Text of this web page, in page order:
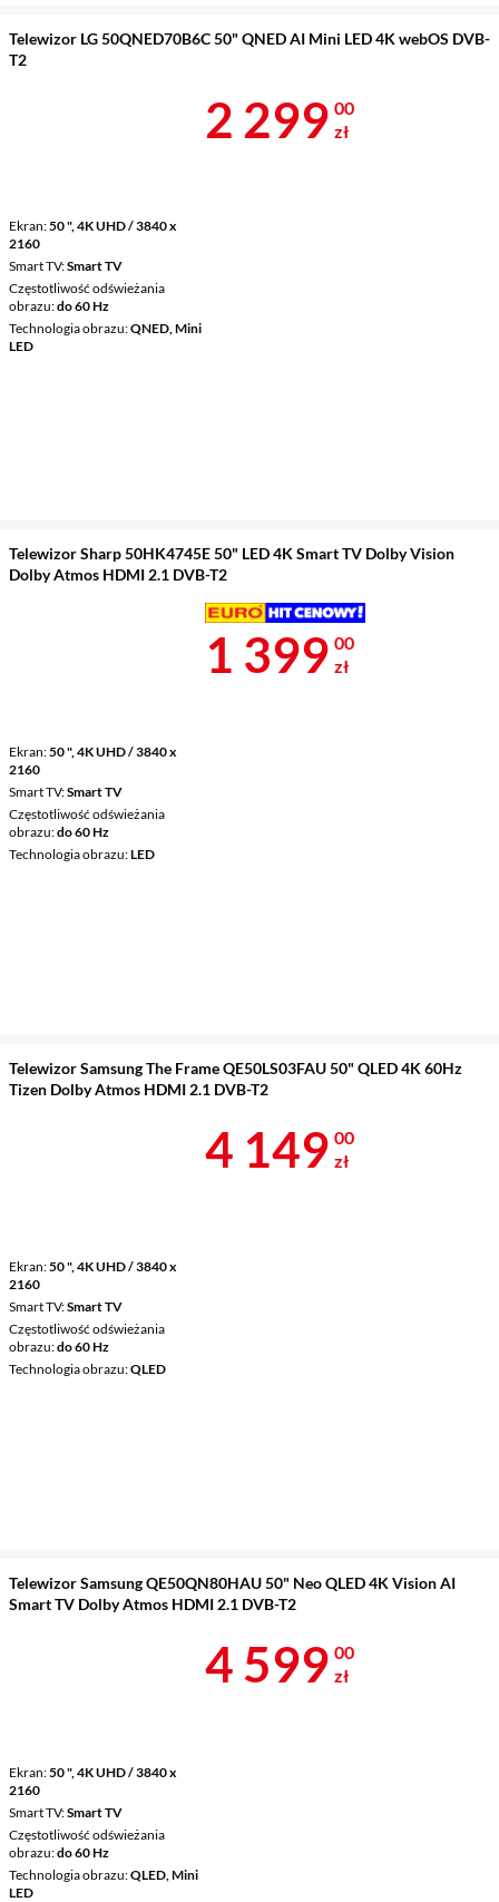
Telewizor LG 50QNED70B6C 50" QNED AI Mini LED 4K webOS DVB-
T2
Ekran 50 ", 4K UHD / 3840 x
2160
Smart TV Smart TV
Częstotliwość odświeżania
obrazu do 60 Hz
Technologia obrazu QNED, Mini
LED
Cena 2 299 zł
2 299 00
zł
Telewizor Sharp 50HK4745E 50" LED 4K Smart TV Dolby Vision
Dolby Atmos HDMI 2.1 DVB-T2
Ekran 50 ", 4K UHD / 3840 x
2160
Smart TV Smart TV
Częstotliwość odświeżania
obrazu do 60 Hz
Technologia obrazu LED
Cena 1 399 zł
1 399 00
zł
Telewizor Samsung The Frame QE50LS03FAU 50" QLED 4K 60Hz
Tizen Dolby Atmos HDMI 2.1 DVB-T2
Ekran 50 ", 4K UHD / 3840 x
2160
Smart TV Smart TV
Częstotliwość odświeżania
obrazu do 60 Hz
Technologia obrazu QLED
Cena 4 149 zł
4 149 00
zł
Telewizor Samsung QE50QN80HAU 50" Neo QLED 4K Vision AI
Smart TV Dolby Atmos HDMI 2.1 DVB-T2
Ekran 50 ", 4K UHD / 3840 x
2160
Smart TV Smart TV
Częstotliwość odświeżania
obrazu do 60 Hz
Technologia obrazu QLED, Mini
LED
Cena 4 599 zł
4 599 00
zł